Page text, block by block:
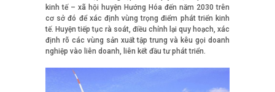
kinh tế – xã hội huyện Hướng Hóa đến năm 2030 trên
cơ sở đó để xác định vùng trọng điểm phát triển kinh
tế. Huyện tiếp tục rà soát, điều chỉnh lại quy hoạch, xác
định rõ các vùng sản xuất tập trung và kêu gọi doanh
nghiệp vào liên doanh, liên kết đầu tư phát triển.